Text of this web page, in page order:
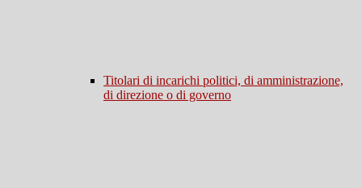
Titolari di incarichi politici, di amministrazione,
di direzione o di governo